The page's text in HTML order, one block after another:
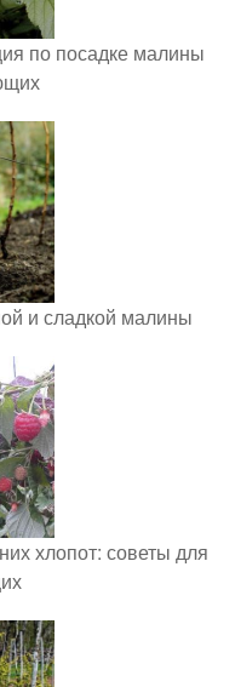
по посадке малины
и сладкой малины
хлопот: советы для